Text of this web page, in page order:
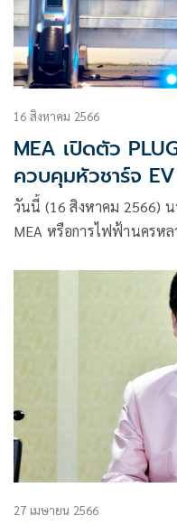
16 สิงหาคม 2566
MEA เปิดตัว
ควบคุมหัวชาร์จ
สำหรับอาคารสำนั
ระบบนิเวศยานยน
วันนี้ (16 สิงหาคม 2566) น
MEA หรือการไฟฟ้านครห
ทำหน้าที่ควบคุมการทำงา
27 เมษายน 2566